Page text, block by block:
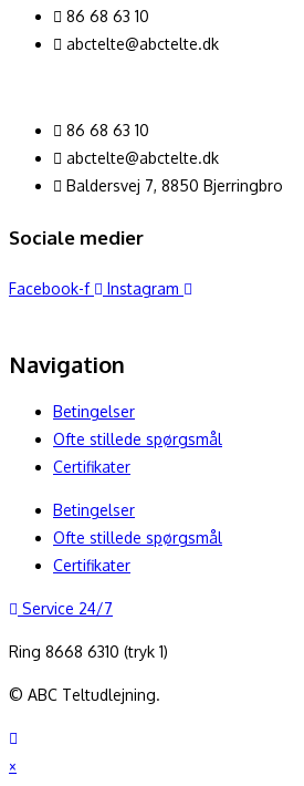
86 68 63 10
abctelte@abctelte.dk
86 68 63 10
abctelte@abctelte.dk
Baldersvej 7, 8850 Bjerringbro
Sociale medier
Facebook-f Instagram
Navigation
Betingelser
Ofte stillede spørgsmål
Certifikater
Betingelser
Ofte stillede spørgsmål
Certifikater
Service 24/7
Ring 8668 6310 (tryk 1)
© ABC Teltudlejning.
×